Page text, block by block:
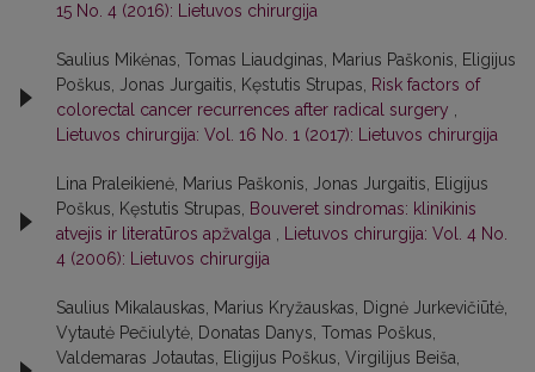
15 No. 4 (2016): Lietuvos chirurgija
Saulius Mikėnas, Tomas Liaudginas, Marius Paškonis, Eligijus
Poškus, Jonas Jurgaitis, Kęstutis Strupas,
Risk factors of
colorectal cancer recurrences after radical surgery
Lietuvos chirurgija: Vol. 16 No. 1 (2017): Lietuvos chirurgija
Lina Praleikienė, Marius Paškonis, Jonas Jurgaitis, Eligijus
Poškus, Kęstutis Strupas,
Bouveret sindromas: klinikinis
atvejis ir literatūros apžvalga
Lietuvos chirurgija: Vol. 4 No.
4 (2006): Lietuvos chirurgija
Saulius Mikalauskas, Marius Kryžauskas, Dignė Jurkevičiūtė,
Vytautė Pečiulytė, Donatas Danys, Tomas Poškus,
Valdemaras Jotautas, Eligijus Poškus, Virgilijus Beiša,